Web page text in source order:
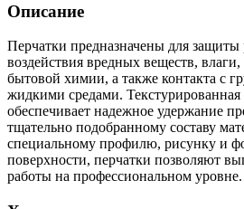
Описание
Перчатки предназначены для защиты
воздействия вредных веществ,
бытовой химии, а также контакта с
жидкими средами. Текстурированная
обеспечивает надежное удержание
тщательно подобранному составу
специальному профилю, рисунку и
поверхности, перчатки позволяют
работы на профессиональном уровне.